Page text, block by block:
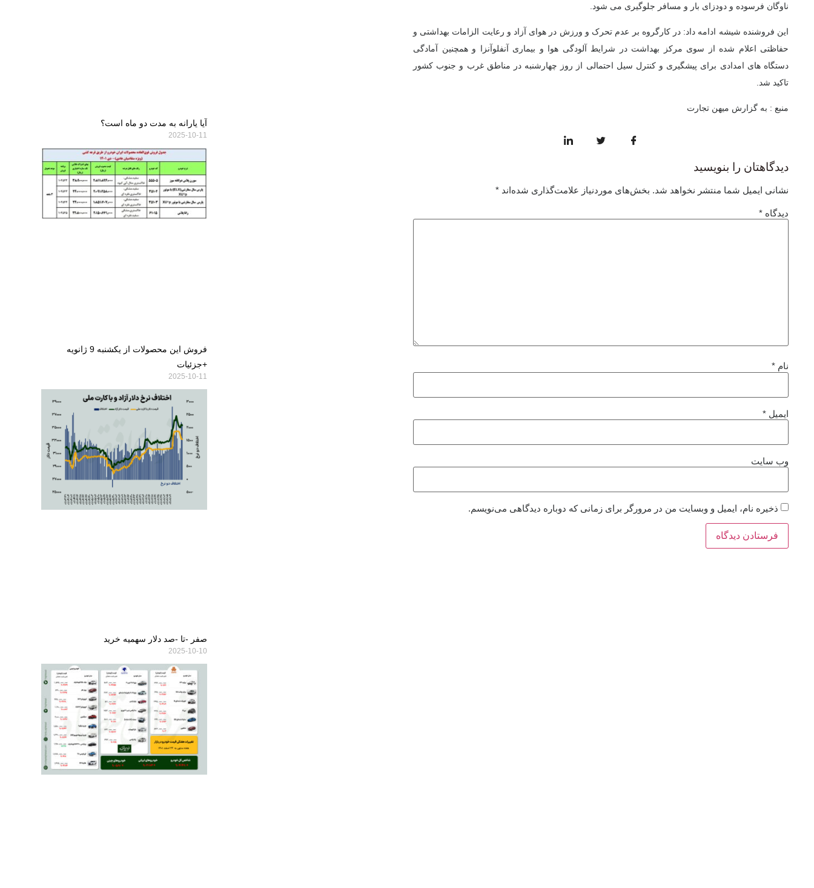
ناوگان فرسوده و دودزای بار و مسافر جلوگیری می شود.
این فروشنده شیشه ادامه داد: در کارگروه بر عدم تحرک و ورزش در هوای آزاد و رعایت الزامات بهداشتی و
حفاظتی اعلام شده از سوی مرکز بهداشت در شرایط آلودگی هوا و بیماری آنفلوآنزا و همچنین آمادگی
دستگاه های امدادی برای پیشگیری و کنترل سیل احتمالی از روز چهارشنبه در مناطق غرب و جنوب کشور
تاکید شد.
منبع : به گزارش میهن تجارت
دیدگاهتان را بنویسید
نشانی ایمیل شما منتشر نخواهد شد. بخش‌های موردنیاز علامت‌گذاری شده‌اند *
دیدگاه *
نام *
ایمیل *
وب‌ سایت
ذخیره نام، ایمیل و وبسایت من در مرورگر برای زمانی که دوباره دیدگاهی می‌نویسم.
آیا یارانه به مدت دو ماه است؟
2025-10-11
فروش این محصولات از یکشنبه 9 ژانویه
+جزئیات
2025-10-11
صفر -تا -صد دلار سهمیه خرید
2025-10-10